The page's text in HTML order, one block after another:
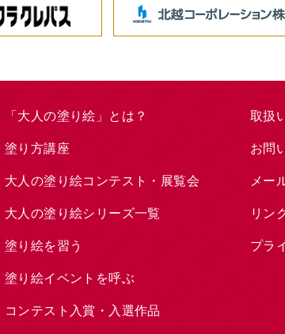
「大人の塗り絵」とは？
塗り方講座
大人の塗り絵コンテスト・展覧会
大人の塗り絵シリーズ一覧
塗り絵を習う
塗り絵イベントを呼ぶ
コンテスト入賞・入選作品
取扱
お問
メー
リン
プラ